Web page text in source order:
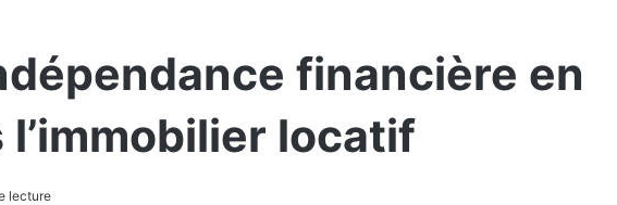
financière en
locatif
lecture